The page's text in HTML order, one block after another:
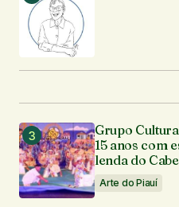
Grupo
15 anos com
lenda do
Arte do Piauí